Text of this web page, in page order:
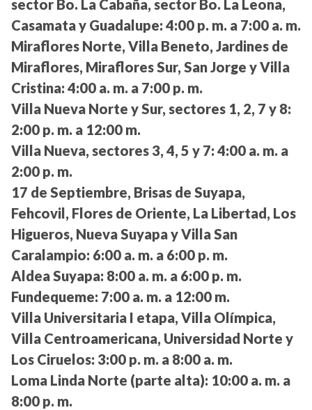
sector Bo. La Cabaña, sector Bo. La Leona,
Casamata y Guadalupe: 4:00 p. m. a 7:00 a. m.
Miraflores Norte, Villa Beneto, Jardines de
Miraflores, Miraflores Sur, San Jorge y Villa
Cristina: 4:00 a. m. a 7:00 p. m.
Villa Nueva Norte y Sur, sectores 1, 2, 7 y 8:
2:00 p. m. a 12:00 m.
Villa Nueva, sectores 3, 4, 5 y 7: 4:00 a. m. a
2:00 p. m.
17 de Septiembre, Brisas de Suyapa,
Fehcovil, Flores de Oriente, La Libertad, Los
Higueros, Nueva Suyapa y Villa San
Caralampio: 6:00 a. m. a 6:00 p. m.
Aldea Suyapa: 8:00 a. m. a 6:00 p. m.
Fundequeme: 7:00 a. m. a 12:00 m.
Villa Universitaria I etapa, Villa Olímpica,
Villa Centroamericana, Universidad Norte y
Los Ciruelos: 3:00 p. m. a 8:00 a. m.
Loma Linda Norte (parte alta): 10:00 a. m. a
8:00 p. m.